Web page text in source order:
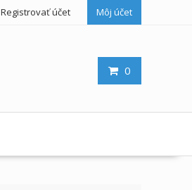
Registrovať účet Môj účet
0